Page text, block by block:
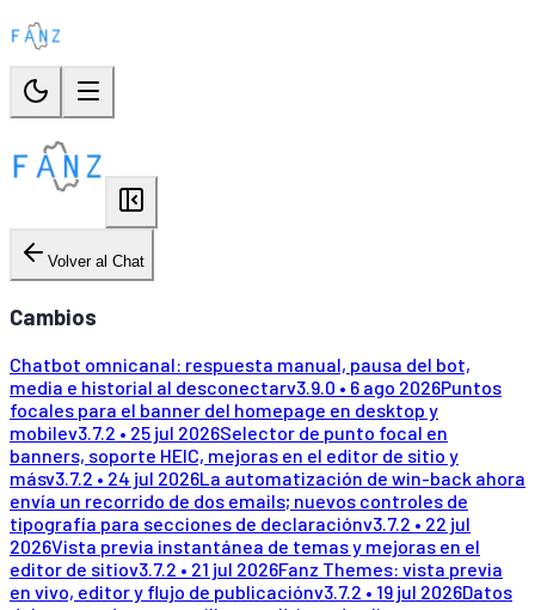
Volver al Chat
Cambios
Chatbot omnicanal: respuesta manual, pausa del bot,
media e historial al desconectarv3.9.0 • 6 ago 2026Puntos
focales para el banner del homepage en desktop y
mobilev3.7.2 • 25 jul 2026Selector de punto focal en
banners, soporte HEIC, mejoras en el editor de sitio y
másv3.7.2 • 24 jul 2026La automatización de win-back ahora
envía un recorrido de dos emails; nuevos controles de
tipografía para secciones de declaraciónv3.7.2 • 22 jul
2026Vista previa instantánea de temas y mejoras en el
editor de sitiov3.7.2 • 21 jul 2026Fanz Themes: vista previa
en vivo, editor y flujo de publicaciónv3.7.2 • 19 jul 2026Datos